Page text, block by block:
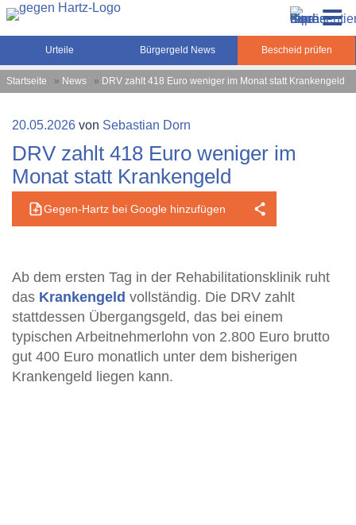
Zum
Inhalt
springen
Gegen-Hartz.de – Sozialrecht, Rente, Pflege und
Urteile, News und Ratgeber rund um das Sozialrecht,
Grundsicherung und Rente
Urteile Bürgergeld News Bescheid prüfen
Startseite » News » DRV zahlt 418 Euro weniger im Monat statt Krankengeld
Veröffentlicht
20.05.2026 von Sebastian Dorn
DRV zahlt 418 Euro weniger im
Monat statt Krankengeld
Gegen-Hartz bei Google hinzufügen
Ab dem ersten Tag in der Rehabilitationsklinik ruht
das Krankengeld vollständig. Die DRV zahlt
stattdessen Übergangsgeld, das bei einem
typischen Arbeitnehmerlohn von 2.800 Euro brutto
gut 400 Euro monatlich unter dem bisherigen
Krankengeld liegen kann.